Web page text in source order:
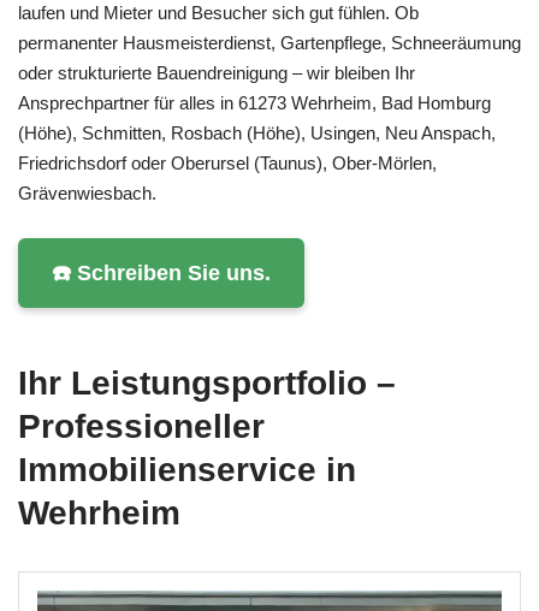
laufen und Mieter und Besucher sich gut fühlen. Ob
permanenter Hausmeisterdienst, Gartenpflege, Schneeräumung
oder strukturierte Bauendreinigung – wir bleiben Ihr
Ansprechpartner für alles in 61273 Wehrheim, Bad Homburg
(Höhe), Schmitten, Rosbach (Höhe), Usingen, Neu Anspach,
Friedrichsdorf oder Oberursel (Taunus), Ober-Mörlen,
Grävenwiesbach.
☎️ Schreiben Sie uns.
Ihr Leistungsportfolio –
Professioneller
Immobilienservice in
Wehrheim